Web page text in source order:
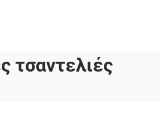
τσαντελιές